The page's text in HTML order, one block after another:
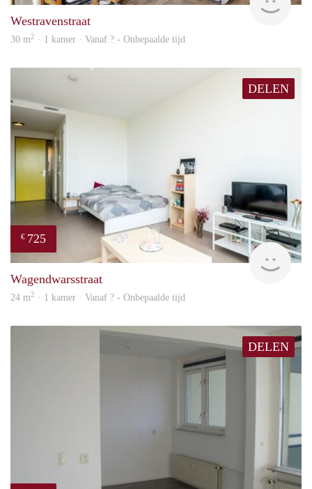
Westravenstraat
30 m2 · 1 kamer · Vanaf ? - Onbepaalde tijd
DELEN
€ 725
Wagendwarsstraat
24 m2 · 1 kamer · Vanaf ? - Onbepaalde tijd
DELEN